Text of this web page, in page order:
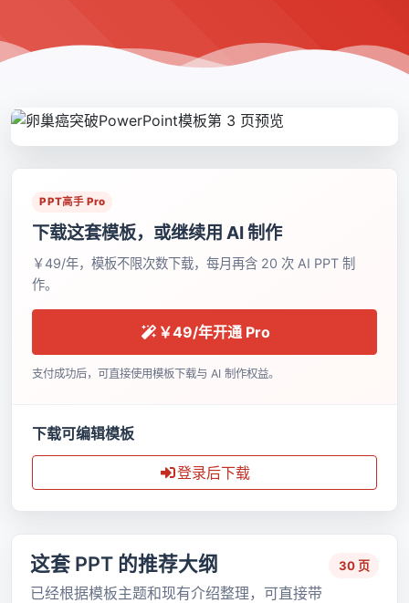
PPT高手 Pro
下载这套模板，或继续用 AI 制作
￥49/年，模板不限次数下载，每月再含 20 次 AI PPT 制
作。
￥49/年开通 Pro
支付成功后，可直接使用模板下载与 AI 制作权益。
下载可编辑模板
登录后下载
这套 PPT 的推荐大纲
已经根据模板主题和现有介绍整理，可直接带
30 页